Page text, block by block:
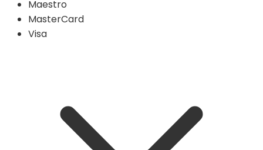
Maestro
MasterCard
Visa